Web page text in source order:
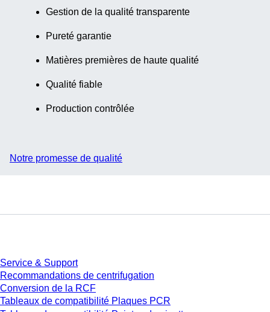
Gestion de la qualité transparente
Pureté garantie
Matières premières de haute qualité
Qualité fiable
Production contrôlée
Notre promesse de qualité
Service & Support
Recommandations de centrifugation
Conversion de la RCF
Tableaux de compatibilité Plaques PCR